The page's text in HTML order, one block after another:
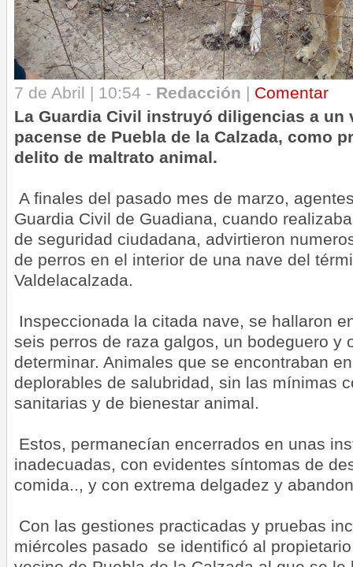
7 de Abril | 10:54 - Redacción | Comentar
La Guardia Civil instruyó diligencias a
pacense de Puebla de la Calzada, como
delito de maltrato animal.
A finales del pasado mes de marzo,
Guardia Civil de Guadiana, cuando
de seguridad ciudadana, advirtieron
de perros en el interior de una nave del
Valdelacalzada.
Inspeccionada la citada nave, se hallaron
seis perros de raza galgos, un bodeguero y
determinar. Animales que se encontraban
deplorables de salubridad, sin las mínimas
sanitarias y de bienestar animal.
Estos, permanecían encerrados en unas
inadecuadas, con evidentes síntomas de
comida.., y con extrema delgadez y
Con las gestiones practicadas y pruebas
miércoles pasado se identificó al